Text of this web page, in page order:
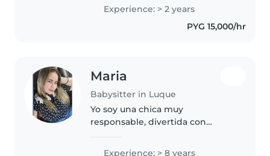
ambiente seguro y agradable.
Tengo buena disposición para
Experience: > 2 years
PYG 15,000/hr
Maria
Babysitter in Luque
Yo soy una chica muy
responsable, divertida con
salir adelante Me gusta jugar con
Experience: > 8 years